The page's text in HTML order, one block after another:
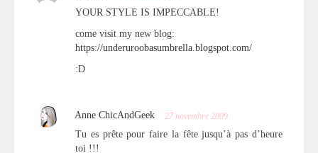
YOUR STYLE IS IMPECCABLE!
come visit my new blog:
https://underuroobasumbrella.blogspot.com/
:D
Anne ChicAndGeek 27 novembre 2009
Tu es prête pour faire la fête jusqu’à pas d’heure
toi !!!